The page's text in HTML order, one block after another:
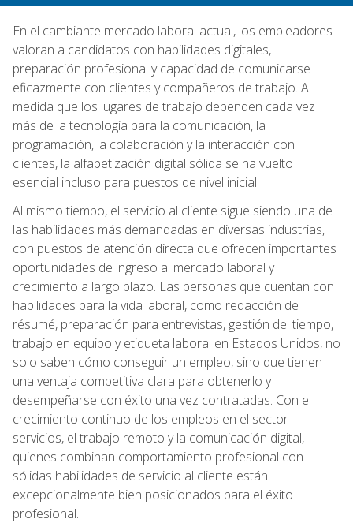
En el cambiante mercado laboral actual, los empleadores
valoran a candidatos con habilidades digitales,
preparación profesional y capacidad de comunicarse
eficazmente con clientes y compañeros de trabajo. A
medida que los lugares de trabajo dependen cada vez
más de la tecnología para la comunicación, la
programación, la colaboración y la interacción con
clientes, la alfabetización digital sólida se ha vuelto
esencial incluso para puestos de nivel inicial.
Al mismo tiempo, el servicio al cliente sigue siendo una de
las habilidades más demandadas en diversas industrias,
con puestos de atención directa que ofrecen importantes
oportunidades de ingreso al mercado laboral y
crecimiento a largo plazo. Las personas que cuentan con
habilidades para la vida laboral, como redacción de
résumé, preparación para entrevistas, gestión del tiempo,
trabajo en equipo y etiqueta laboral en Estados Unidos, no
solo saben cómo conseguir un empleo, sino que tienen
una ventaja competitiva clara para obtenerlo y
desempeñarse con éxito una vez contratadas. Con el
crecimiento continuo de los empleos en el sector
servicios, el trabajo remoto y la comunicación digital,
quienes combinan comportamiento profesional con
sólidas habilidades de servicio al cliente están
excepcionalmente bien posicionados para el éxito
profesional.